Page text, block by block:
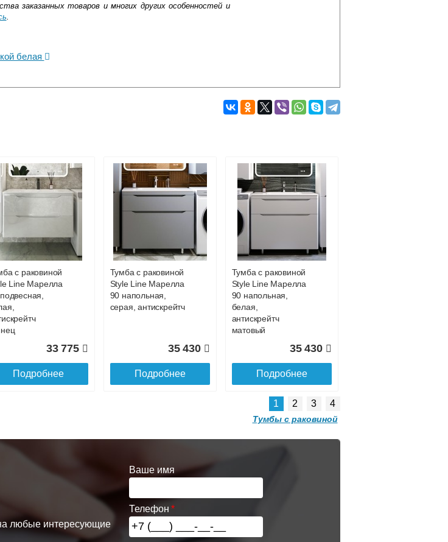
заказанных товаров и многих других особенностей и
белая
Подробнее о доставке
так и самовывозом
и другие).
Подробнее об оплате
с раковиной
Line Марелла
33 775
Подробнее
Тумба с раковиной
Style Line Марелла
90 напольная,
серая, антискрейтч
35 430
Подробнее
Тумба с раковиной
Style Line Марелла
90 напольная,
белая,
антискрейтч
матовый
35 430
Подробнее
с раковиной
Bergen 90
черная
Тумба с раковиной
Brevita Alicante 90
подвесная
подвесная белая 1
1 2 3 4
Тумбы с раковиной
любые интересующие
Ваше имя
Телефон